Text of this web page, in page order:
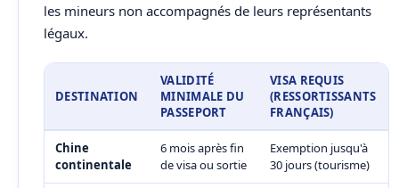
les mineurs non accompagnés de leurs représentants
légaux.
DESTINATION
VALIDITÉ
MINIMALE DU
PASSEPORT
VISA REQUIS
(RESSORTISSANTS
FRANÇAIS)
Chine
continentale
6 mois après fin
de visa ou sortie
Exemption jusqu'à
30 jours (tourisme)